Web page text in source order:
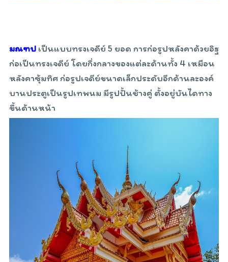
มณฑป เป็นแบบทรงเจดีย์ 5 ยอด การก่อรูปหลังคาด้วยอิฐ
ก่อเป็นทรงเจดีย์ โดยกึ่งกลางของแต่ละด้านทั้ง 4 เหมือน
หลังคาซุ้มทิศ ก่อรูปเจดีย์ขนาดเล็กประดับอีกด้านละองค์
บานประตูเป็นรูปเทพนม มีรูปปั้นช้างคู่ ตั้งอยู่บันไดทาง
ขึ้นด้านหน้า